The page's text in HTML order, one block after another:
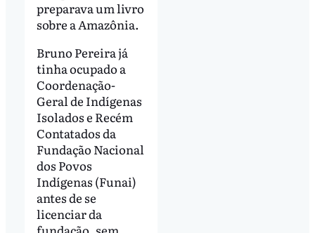
preparava um livro
sobre a Amazônia.
Bruno Pereira já
tinha ocupado a
Coordenação-
Geral de Indígenas
Isolados e Recém
Contatados da
Fundação Nacional
dos Povos
Indígenas (Funai)
antes de se
licenciar da